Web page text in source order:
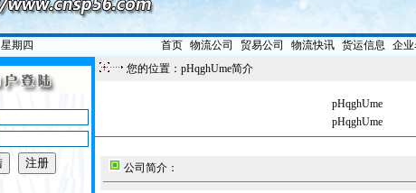
星期四 首页| 物流公司 贸易公司 物流快讯| 货运信息 企
您的位置：pHqghUme简介
pHqghUme
pHqghUme
公司简介：